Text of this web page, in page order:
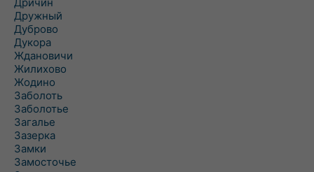
Дружный
Дуброво
Дукора
Ждановичи
Жилихово
Жодино
Заболоть
Заболотье
Загалье
Зазерка
Замки
Замосточье